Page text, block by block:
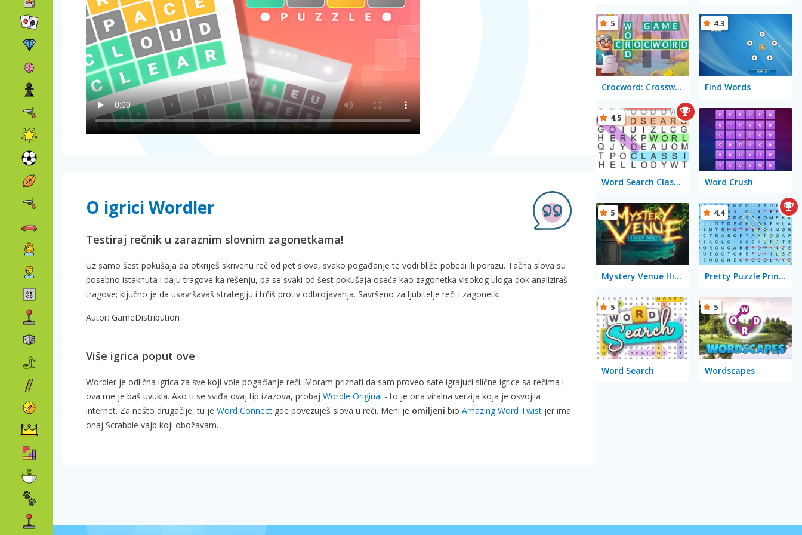
O igrici Wordler
Testiraj rečnik u zaraznim slovnim zagonetkama!
Uz samo šest pokušaja da otkriješ skrivenu reč od pet slova, svako pogađanje te vodi bliže pobedi ili porazu. Tačna slova su
posebno istaknuta i daju tragove ka rešenju, pa se svaki od šest pokušaja oseća kao zagonetka visokog uloga dok analiziraš
tragove; ključno je da usavršavaš strategiju i trčiš protiv odbrojavanja. Savršeno za ljubitelje reči i zagonetki.
Autor: GameDistribution
Više igrica poput ove
Wordler je odlična igrica za sve koji vole pogađanje reči. Moram priznati da sam proveo sate igrajući slične igrice sa rečima i
ova me je baš uvukla. Ako ti se sviđa ovaj tip izazova, probaj Wordle Original - to je ona viralna verzija koja je osvojila
internet. Za nešto drugačije, tu je Word Connect gde povezuješ slova u reči. Meni je omiljeni bio Amazing Word Twist jer ima
onaj Scrabble vajb koji obožavam.
Crocword: Crossword Puzzle Game
5
Find Words
4.3
Word Search Classic
4.5
Word Crush
Mystery Venue Hidden Object
5
Pretty Puzzle Princess
4.4
Word Search
5
Wordscapes
5